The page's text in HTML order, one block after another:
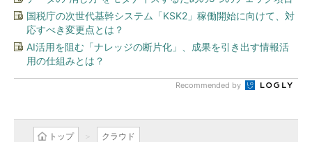
国税庁の次世代基幹システム「KSK2」稼働開始に向けて、対
応すべき変更点とは？
AI活用を阻む「ナレッジの断片化」、成果を引き出す情報活
用の仕組みとは？
Recommended by
トップ クラウド